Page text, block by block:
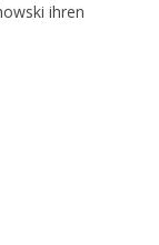
ihren